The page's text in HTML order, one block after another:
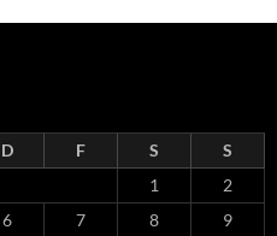
D F S
S
1
2
6 7 8
9